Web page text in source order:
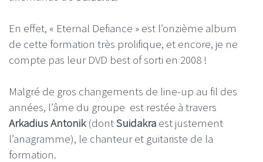
En effet, « Eternal Defiance » est l’onzième album
de cette formation très prolifique, et encore, je ne
compte pas leur DVD best of sorti en 2008 !
Malgré de gros changements de line-up au fil des
années, l’âme du groupe est restée à travers
Arkadius Antonik(dontSuidakra est justement
l’anagramme), le chanteur et guitariste de la
formation.